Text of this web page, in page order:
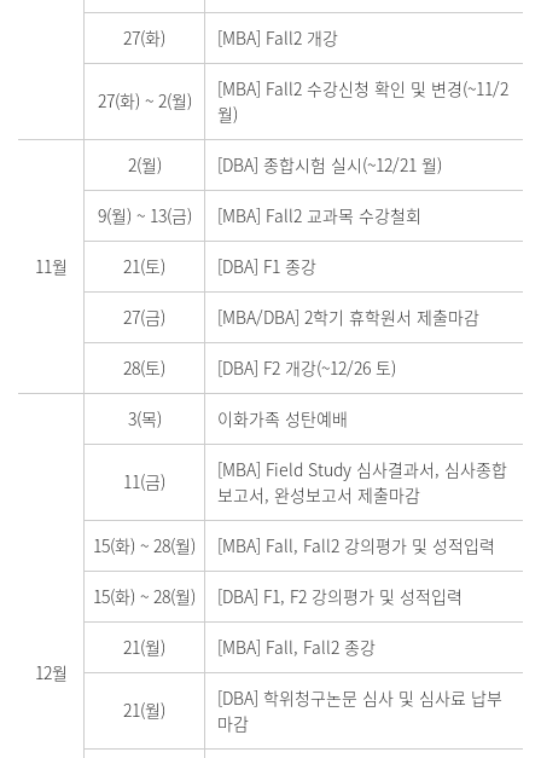
27(화) [MBA] Fall2 개강
27(화) ~2(월)
[MBA] Fall2 수강신청 확인 및 변경(~11/2
월)
11월
2(월) [DBA] 종합시험 실시(~12/21 월)
9(월) ~13(금) [MBA] Fall2 교과목 수강철회
21(토) [DBA] F1 종강
27(금) [MBA/DBA] 2학기 휴학원서 제출마감
28(토) [DBA] F2 개강(~12/26 토)
12월
3(목) 이화가족 성탄예배
11(금)
[MBA] Field Study 심사결과서, 심사종합
보고서, 완성보고서 제출마감
15(화) ~ 28(월) [MBA] Fall, Fall2 강의평가 및 성적입력
15(화) ~ 28(월) [DBA] F1, F2 강의평가 및 성적입력
21(월) [MBA] Fall, Fall2 종강
21(월)
[DBA] 학위청구논문 심사 및 심사료 납부
마감